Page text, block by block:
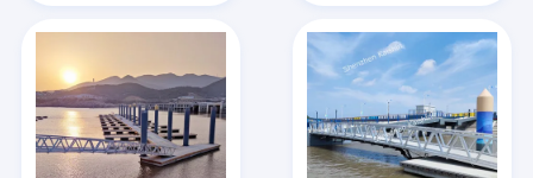
Inicio
Productos